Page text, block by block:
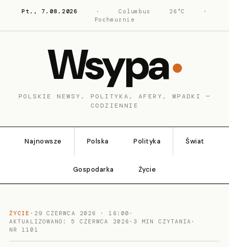
Pt., 7.08.2026 · Columbus 26°C
·
Pochmurnie
Wsypa
POLSKIE NEWSY, POLITYKA, AFERY, WPADKI —
CODZIENNIE
Najnowsze Polska Polityka Świat
Gospodarka Życie
ŻYCIE · 29 CZERWCA 2026 · 16:00 ·
AKTUALIZOWANO: 5 CZERWCA 2026 · 3 MIN CZYTANIA ·
NR 1101